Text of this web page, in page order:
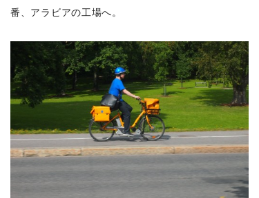
番、アラビアの工場へ。